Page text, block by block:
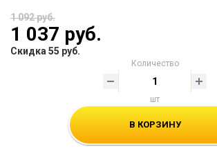
1 092 руб.
1 037 руб.
Скидка 55 руб.
Количество
шт
В КОРЗИНУ